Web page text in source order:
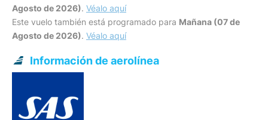
Agosto de 2026). Véalo aquí
Este vuelo también está programado para Mañana (07 de
Agosto de 2026). Véalo aquí
Información de aerolínea